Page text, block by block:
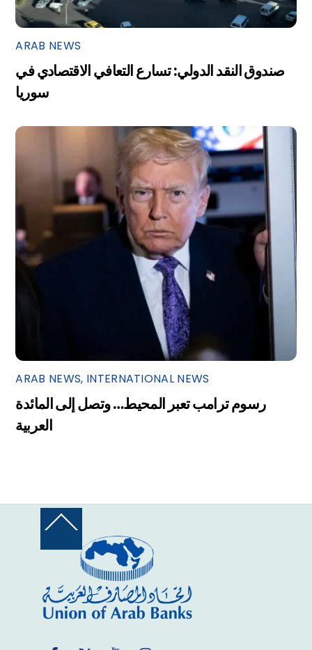
ARAB NEWS
صندوق النقد الدولي: تسارع التعافي الاقتصادي في
سوريا
ARAB NEWS, INTERNATIONAL NEWS
رسوم ترامب تعبر المحيط… وتصل إلى المائدة
العربية
Back
Top
FacebookTwitter YouTube